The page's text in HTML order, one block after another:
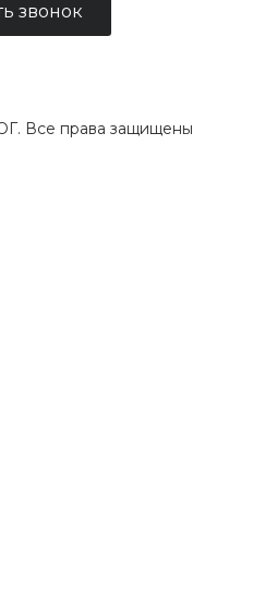
звонок
Все права защищены